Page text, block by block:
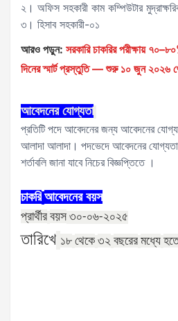
২। অফিস সহকারী কাম কম্পিউটার
৩। হিসাব সহকারী-০১
আরও পড়ুন: সরকারি চাকরির পরীক্ষায়
দিনের স্মার্ট প্রস্তুতি — শুরু ১০ জুন ২০২৬
আবেদনের যোগ্যতা
প্রতিটি পদে আবেদনের জন্য আবেদনের
আলাদা আলাদা। পদভেদে আবেদনের
শর্তাবলি জানা যাবে নিচের বিজ্ঞপ্তিতে ।
চাকরি আবেদনের বয়স
প্রার্থীর বয়স ৩০-০৬-২০২৫
তারিখে ১৮ থেকে ৩২ বছরের মধ্যে